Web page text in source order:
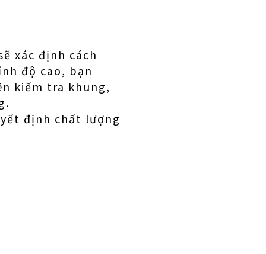
xác định cách
độ cao, bạn
kiểm tra khung,
định chất lượng